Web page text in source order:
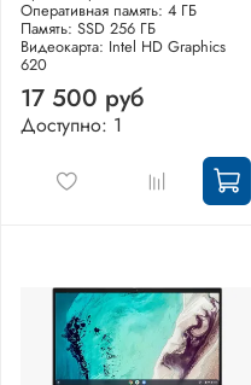
Оперативная память: 4 ГБ
Память: SSD 256 ГБ
Видеокарта: Intel HD Graphics
620
17 500 руб
Доступно: 1